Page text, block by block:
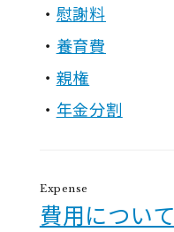
慰謝料
養育費
親権
年金分割
Expense
費用について